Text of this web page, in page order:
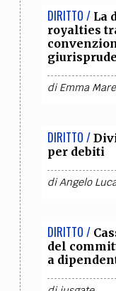
DIRITTO / La
royalties
diEmma
DIRITTO /
per debiti
diAngelo
DIRITTO /
del
a